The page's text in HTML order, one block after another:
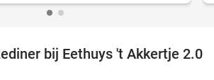
44%
bij Eethuys 't Akkertje 2.0